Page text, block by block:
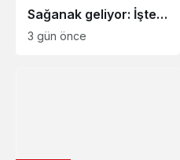
Sağanak geliyor: İşte
yağış beklenen
3 gün önce